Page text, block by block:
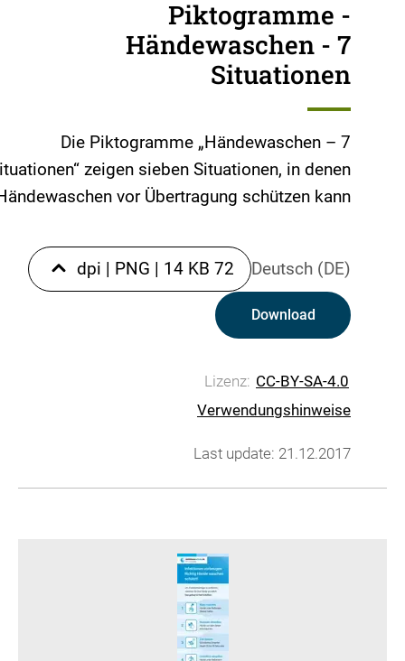
Piktogramme -
Händewaschen - 7
Situationen
Die Piktogramme „Händewaschen – 7
zeigen sieben Situationen, in denen
vor Übertragung schützen kann.
Deutsch (DE)
72 dpi
| PNG | 14 KB
Download
Lizenz: CC-BY-SA-4.0
Verwendungshinweise
Last update: 21.12.2017